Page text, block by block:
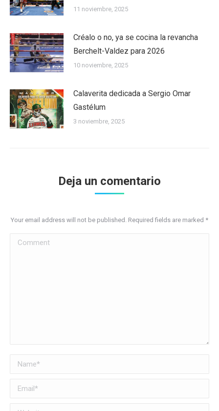
11 noviembre, 2025
Créalo o no, ya se cocina la revancha
Berchelt-Valdez para 2026
10 noviembre, 2025
Calaverita dedicada a Sergio Omar
Gastélum
3 noviembre, 2025
Deja un comentario
Your email address will not be published. Required fields are marked *
Comment
Name *
Email *